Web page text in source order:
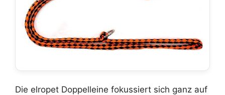
Die elropet Doppelleine fokussiert sich ganz auf